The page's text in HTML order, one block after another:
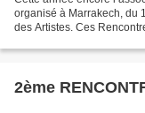
organisé à Marrakech, du
des Artistes. Ces
2ème